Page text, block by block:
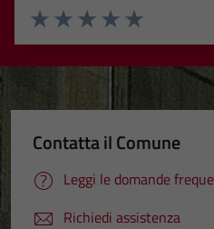
Valuta 5 stelle
Valuta 4 stelle su
Valuta 3 stelle su 5
Valuta 2 stelle su 5
Valuta 1 stelle su 5
Contatta il Comune
Leggi le domande
Richiedi assistenza